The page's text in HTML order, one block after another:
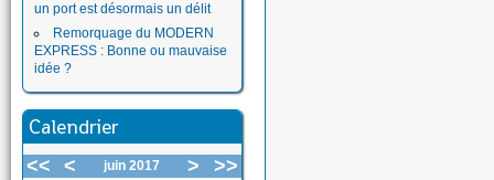
un port est désormais un délit
Remorquage du MODERN
EXPRESS : Bonne ou mauvaise
idée ?
Calendrier
<< < juin 2017 > >>